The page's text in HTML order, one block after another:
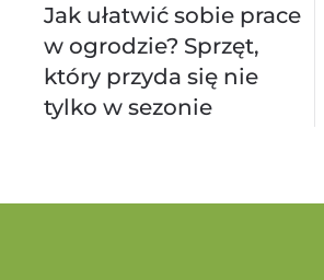
Jak ułatwić sobie prace
w ogrodzie? Sprzęt,
który przyda się nie
tylko w sezonie